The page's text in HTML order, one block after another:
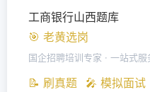
工商银行山西题库
🎯 老黄选岗
国企招聘培训专家 · 一站式服
📝 刷真题 🎤 模拟面试